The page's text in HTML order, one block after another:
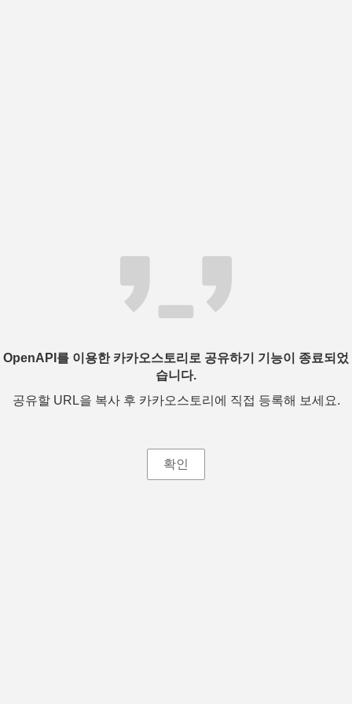
OpenAPI를 이용한 카카오스토리로 공유하기 기능이 종료되었
습니다.
공유할 URL을 복사 후 카카오스토리에 직접 등록해 보세요.
확인